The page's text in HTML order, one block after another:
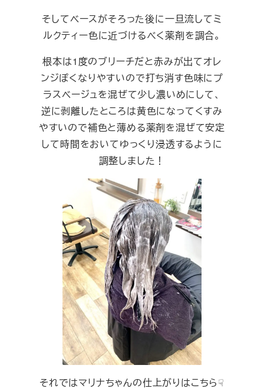
そしてベースがそろった後に一旦流してミ
ルクティー色に近づけるべく薬剤を調合。
根本は1度のブリーチだと赤みが出てオレ
ンジぽくなりやすいので打ち消す色味にプ
ラスベージュを混ぜて少し濃いめにして、
逆に剥離したところは黄色になってくすみ
やすいので補色と薄める薬剤を混ぜて安定
して時間をおいてゆっくり浸透するように
調整しました！
それではマリナちゃんの仕上がりはこちら☟